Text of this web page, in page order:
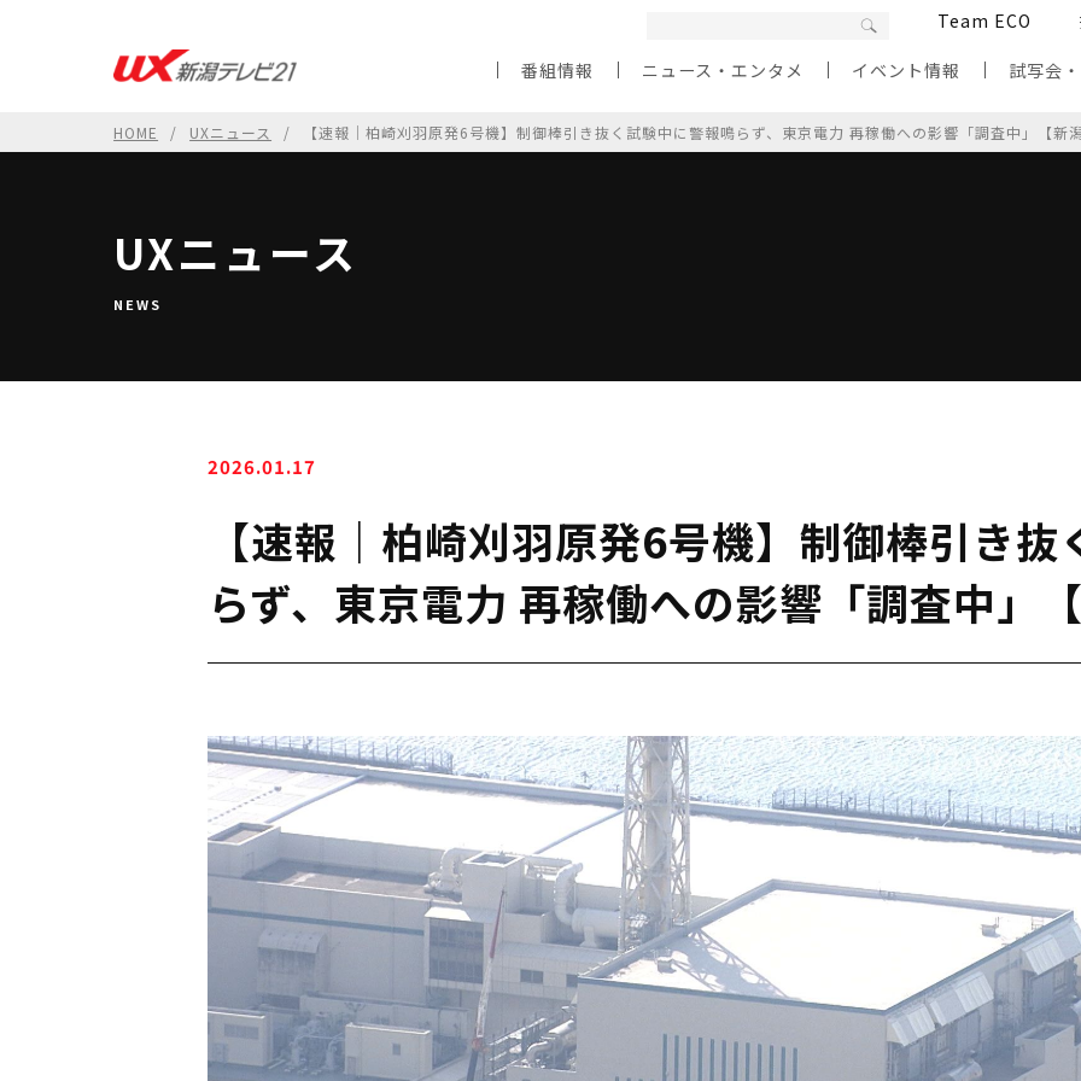
Team ECO
番組情報 ニュース・エンタメ イベント情報 試写会
HOME UXニュース 【速報｜柏崎刈羽原発6号機】制御棒引き抜く試験中に警報鳴らず、東京電力 再稼働への影響「調査中」【新
UXニュース
NEWS
2026.01.17
【速報｜柏崎刈羽原発6号機】制御棒引き
らず、東京電力 再稼働への影響「調査中」